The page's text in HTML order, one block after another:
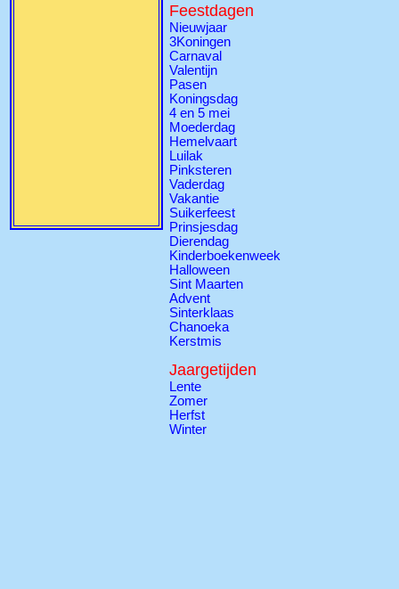
Feestdagen
Nieuwjaar
3Koningen
Carnaval
Valentijn
Pasen
Koningsdag
4 en 5 mei
Moederdag
Hemelvaart
Luilak
Pinksteren
Vaderdag
Vakantie
Suikerfeest
Prinsjesdag
Dierendag
Kinderboekenweek
Halloween
Sint Maarten
Advent
Sinterklaas
Chanoeka
Kerstmis
Jaargetijden
Lente
Zomer
Herfst
Winter